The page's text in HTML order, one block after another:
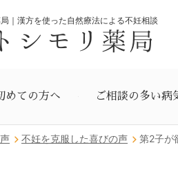
｜漢方を使った自然療法による不妊相談
トシモリ薬局
めての方へ ご相談の多い病
不妊を克服した喜びの声 第2子が